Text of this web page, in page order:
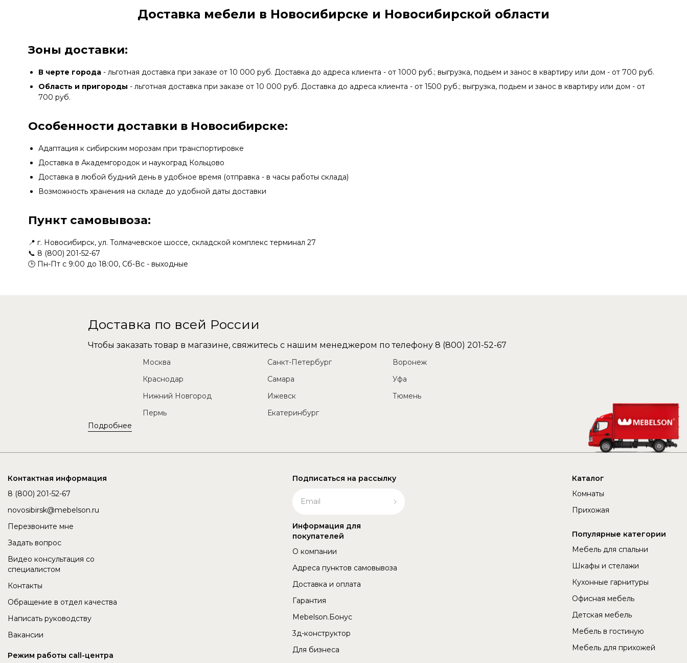
Доставка мебели в Новосибирске и Новосибирской области
Зоны доставки:
В черте города - льготная доставка при заказе от 10 000 руб. Доставка до адреса клиента - от 1000 руб.; выгрузка, подьем и занос в квартиру или дом - от 700 руб.
Область и пригороды - льготная доставка при заказе от 10 000 руб. Доставка до адреса клиента - от 1500 руб.; выгрузка, подьем и занос в квартиру или дом - от
700 руб.
Особенности доставки в Новосибирске:
Адаптация к сибирским морозам при транспортировке
Доставка в Академгородок и наукоград Кольцово
Доставка в любой будний день в удобное время (отправка - в часы работы склада)
Возможность хранения на складе до удобной даты доставки
Пункт самовывоза:
📍 г. Новосибирск, ул. Толмачевское шоссе, складской комплекс терминал 27
📞 8 (800) 201-52-67
🕒 Пн-Пт с 9:00 до 18:00, Сб-Вс - выходные
Доставка по всей России
Чтобы заказать товар в магазине, свяжитесь с нашим менеджером по телефону 8 (800) 201-52-67
Подробнее
Москва Санкт-Петербург
Воронеж
Краснодар
Самара
Уфа
Нижний Новгород
Ижевск
Тюмень
Пермь
Екатеринбург
Контактная информация
8 (800) 201-52-67
novosibirsk@mebelson.ru
Перезвоните мне
Задать вопрос
Видео консультация со
специалистом
Контакты
Обращение в отдел качества
Написать руководству
Вакансии
Режим работы call-центра
Подписаться на рассылку
Информация для
покупателей
О компании
Адреса пунктов самовывоза
Доставка и оплата
Гарантия
Mebelson.Бонус
3д-конструктор
Для бизнеса
Каталог
Комнаты
Прихожая
Популярные категории
Мебель для спальни
Шкафы и стелажи
Кухонные гарнитуры
Офисная мебель
Детская мебель
Мебель в гостиную
Мебель для прихожей